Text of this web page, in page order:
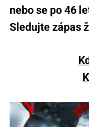
nebo se po 46
Sledujte zápas